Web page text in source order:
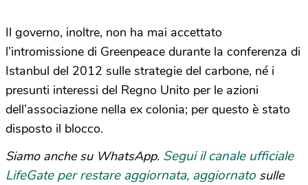
Il governo, inoltre, non ha mai accettato
l’intromissione di Greenpeace durante la conferenza di
Istanbul del 2012 sulle strategie del carbone, né i
presunti interessi del Regno Unito per le azioni
dell’associazione nella ex colonia; per questo è stato
disposto il blocco.
Siamo anche su WhatsApp. Segui il canale ufficiale
LifeGate per restare aggiornata, aggiornato sulle